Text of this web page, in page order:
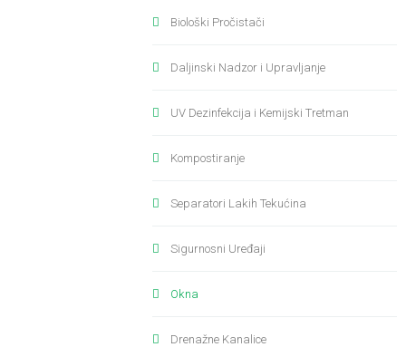
Biološki Pročistači
Daljinski Nadzor i Upravljanje
UV Dezinfekcija i Kemijski Tretman
Kompostiranje
Separatori Lakih Tekućina
Sigurnosni Uređaji
Okna
Drenažne Kanalice